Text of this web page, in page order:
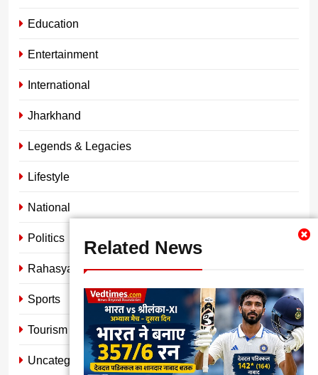
Related News
Education
Entertainment
International
Jharkhand
Legends & Legacies
Lifestyle
National
Politics
Rahasya
Sports
Tourism
Uncategorized